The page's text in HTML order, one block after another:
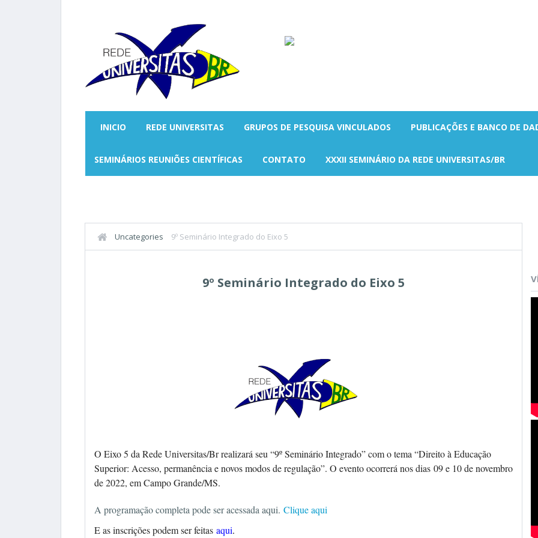
INICIO REDE UNIVERSITAS GRUPOS DE PESQUISA VINCULADOS PUBLICAÇÕES E BANCO DE
SEMINÁRIOS REUNIÕES CIENTÍFICAS CONTATO XXXII SEMINÁRIO DA REDE UNIVERSITAS/BR
Uncategories 9º Seminário Integrado do Eixo 5
9º Seminário Integrado do Eixo 5
O Eixo 5 da Rede Universitas/Br realizará seu “9º Seminário Integrado” com o tema “Direito à Educação
Superior: Acesso, permanência e novos modos de regulação”. O evento ocorrerá nos dias 09 e 10 de novembro
de 2022, em Campo Grande/MS.
A programação completa pode ser acessada aqui. Clique aqui
E as inscrições podem ser feitas aqui.